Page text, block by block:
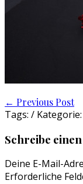
Post
navigation
← Previous Post
Tags: / Kategorie:
Schreibe
Deine E-Mail-
Erforderliche